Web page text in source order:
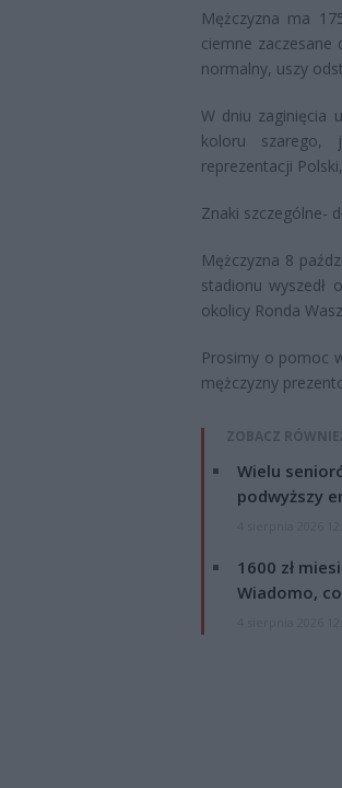
Mężczyzna ma
ciemne zaczesane
normalny, uszy
W dniu zaginięcia
koloru szarego,
reprezentacji
Znaki szczególne-
Mężczyzna 8
stadionu wyszedł
okolicy Ronda
Prosimy o pomoc
mężczyzny
ZOBACZ
Wielu
podwyższy
1600 zł
Wiadomo,